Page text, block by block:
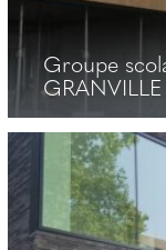
+
Groupe
Groupe